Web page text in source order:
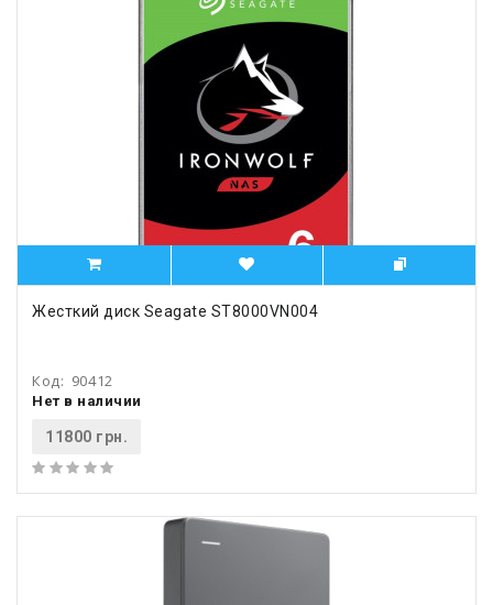
Жесткий диск Seagate ST8000VN004
Код: 90412
Нет в наличии
11800 грн.